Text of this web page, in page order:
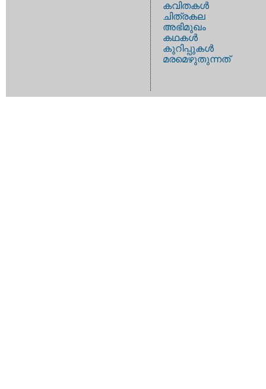
കവിതകള്‍
ചിത്രകല
അഭിമുഖം
കഥകള്‍
കുറിപ്പുകള്‍
മരമെഴുതുന്നത്